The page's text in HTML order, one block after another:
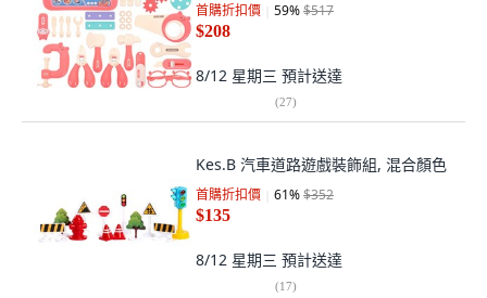
首購折扣價 59%$517
$208
8/12 星期三 預計送達
(27)
Kes.B 汽車道路遊戲裝飾組, 混合顏色
首購折扣價 61%$352
$135
8/12 星期三 預計送達
(17)